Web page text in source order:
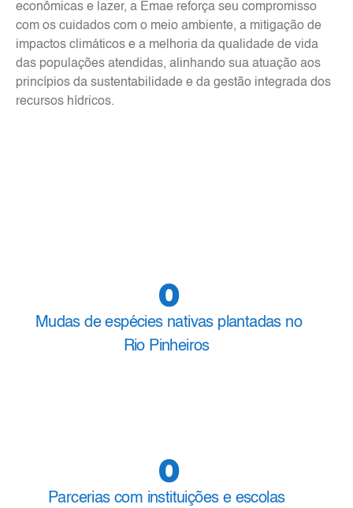
econômicas e lazer, a Emae reforça seu compromisso
com os cuidados com o meio ambiente, a mitigação de
impactos climáticos e a melhoria da qualidade de vida
das populações atendidas, alinhando sua atuação aos
princípios da sustentabilidade e da gestão integrada dos
recursos hídricos.
0
Mudas de espécies nativas plantadas no
Rio Pinheiros
0
Parcerias com instituições e escolas